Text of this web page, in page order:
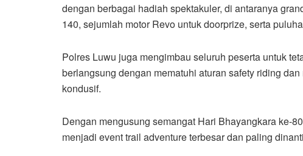
dengan berbagai hadiah spektakuler, di antaranya
140, sejumlah motor Revo untuk doorprize, serta
Polres Luwu juga mengimbau seluruh peserta untuk
berlangsung dengan mematuhi aturan safety riding
kondusif.
Dengan mengusung semangat Hari Bhayangkara ke-
menjadi event trail adventure terbesar dan paling